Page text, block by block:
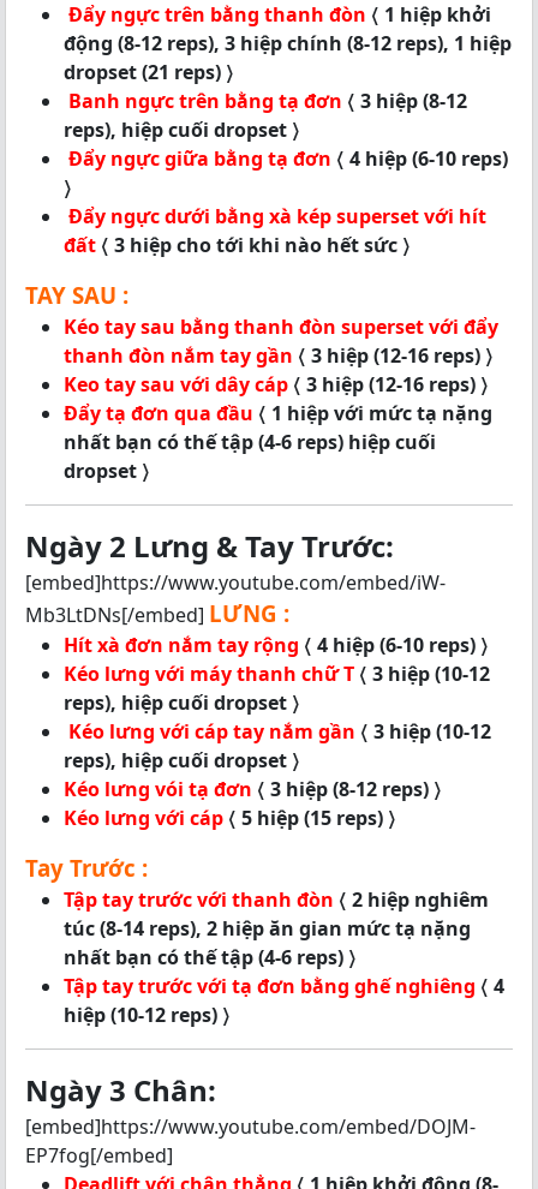
Đẩy ngực trên bằng thanh đòn 〈 1 hiệp khởi
động (8-12 reps), 3 hiệp chính (8-12 reps), 1 hiệp
dropset (21 reps) 〉
Banh ngực trên bằng tạ đơn 〈 3 hiệp (8-12
reps), hiệp cuối dropset 〉
Đẩy ngực giữa bằng tạ đơn 〈 4 hiệp (6-10 reps)
〉
Đẩy ngực dưới bằng xà kép superset với hít
đất 〈 3 hiệp cho tới khi nào hết sức 〉
TAY SAU :
Kéo tay sau bằng thanh đòn superset với đẩy
thanh đòn nắm tay gần 〈 3 hiệp (12-16 reps) 〉
Keo tay sau với dây cáp 〈 3 hiệp (12-16 reps) 〉
Đẩy tạ đơn qua đầu 〈 1 hiệp với mức tạ nặng
nhất bạn có thế tập (4-6 reps) hiệp cuối
dropset 〉
Ngày 2 Lưng & Tay Trước:
[embed]https://www.youtube.com/embed/iW-
Mb3LtDNs[/embed] LƯNG :
Hít xà đơn nắm tay rộng 〈 4 hiệp (6-10 reps) 〉
Kéo lưng với máy thanh chữ T 〈 3 hiệp (10-12
reps), hiệp cuối dropset 〉
Kéo lưng với cáp tay nắm gần 〈 3 hiệp (10-12
reps), hiệp cuối dropset 〉
Kéo lưng vói tạ đơn 〈 3 hiệp (8-12 reps) 〉
Kéo lưng với cáp 〈 5 hiệp (15 reps) 〉
Tay Trước :
Tập tay trước với thanh đòn 〈 2 hiệp nghiêm
túc (8-14 reps), 2 hiệp ăn gian mức tạ nặng
nhất bạn có thế tập (4-6 reps) 〉
Tập tay trước với tạ đơn bằng ghế nghiêng 〈 4
hiệp (10-12 reps) 〉
Ngày 3 Chân:
[embed]https://www.youtube.com/embed/DOJM-
EP7fog[/embed]